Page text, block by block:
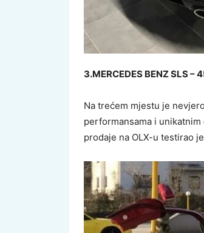
3.MERCEDES BENZ SLS –
Na trećem mjestu je
performansama i
prodaje na OLX-u testirao